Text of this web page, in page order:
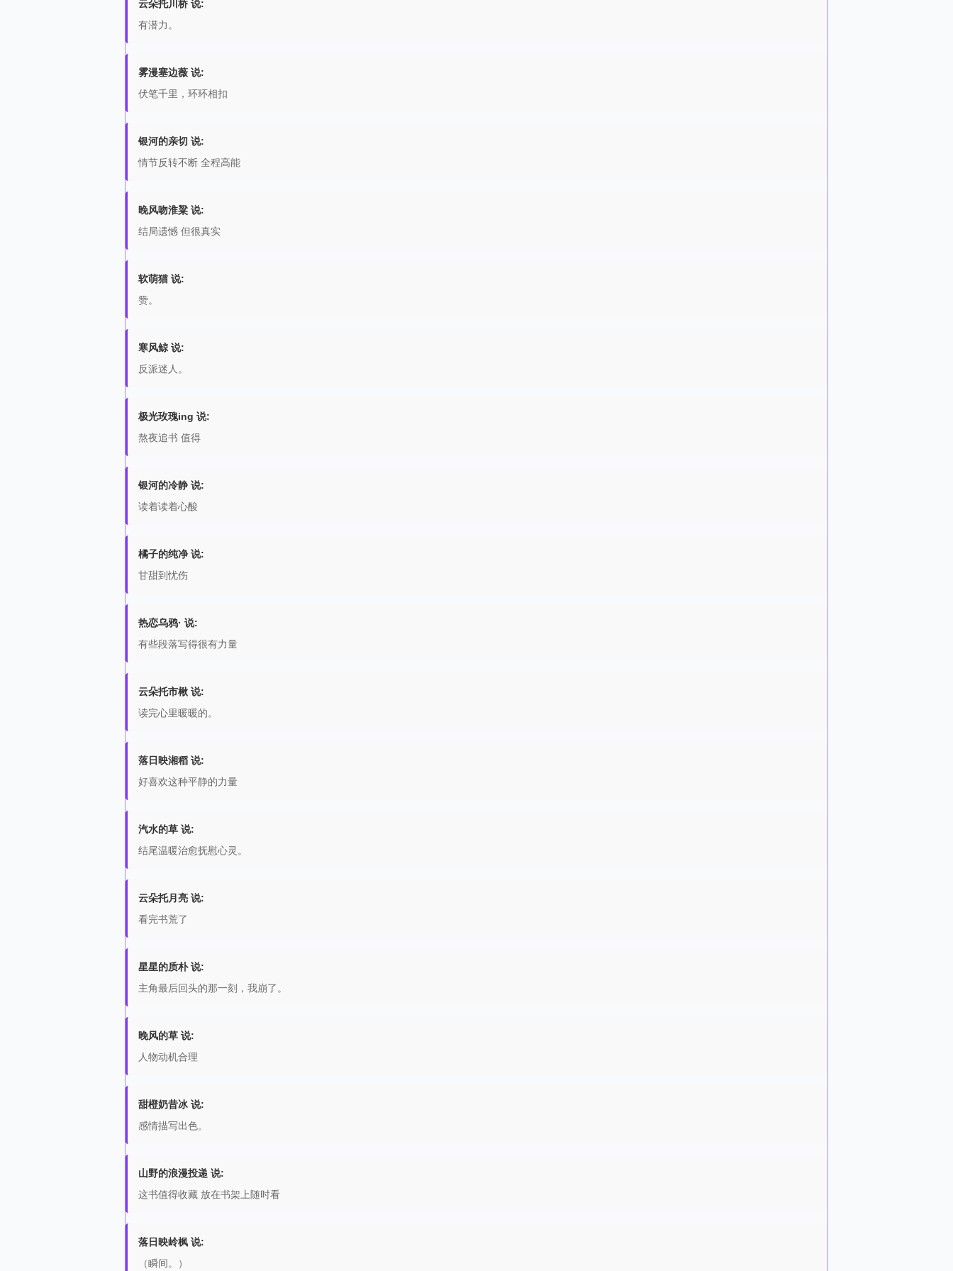
云朵托川桥 说:
有潜力。
雾漫塞边薇 说:
伏笔千里，环环相扣
银河的亲切 说:
情节反转不断 全程高能
晚风吻淮粱 说:
结局遗憾 但很真实
软萌猫 说:
赞。
寒风鲸 说:
反派迷人。
极光玫瑰ing 说:
熬夜追书 值得
银河的冷静 说:
读着读着心酸
橘子的纯净 说:
甘甜到忧伤
热恋乌鸦· 说:
有些段落写得很有力量
云朵托市楸 说:
读完心里暖暖的。
落日映湘稻 说:
好喜欢这种平静的力量
汽水的草 说:
结尾温暖治愈抚慰心灵。
云朵托月亮 说:
看完书荒了
星星的质朴 说:
主角最后回头的那一刻，我崩了。
晚风的草 说:
人物动机合理
甜橙奶昔冰 说:
感情描写出色。
山野的浪漫投递 说:
这书值得收藏 放在书架上随时看
落日映岭枫 说:
（瞬间。）